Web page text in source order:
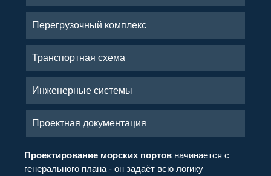
Перегрузочный комплекс
Транспортная схема
Инженерные системы
Проектная документация
Проектирование морских портов начинается с
генерального плана - он задаёт всю логику